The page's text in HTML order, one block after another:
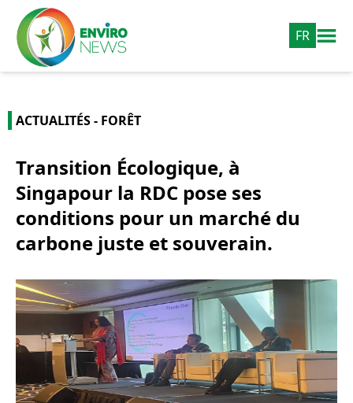
FR
ACTUALITÉS - FORÊT
Transition Écologique, à
Singapour la RDC pose ses
conditions pour un marché du
carbone juste et souverain.